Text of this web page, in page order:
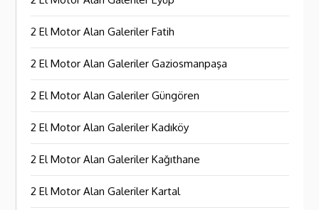
2 El Motor Alan Galeriler Fatih
2 El Motor Alan Galeriler Gaziosmanpaşa
2 El Motor Alan Galeriler Güngören
2 El Motor Alan Galeriler Kadıköy
2 El Motor Alan Galeriler Kağıthane
2 El Motor Alan Galeriler Kartal